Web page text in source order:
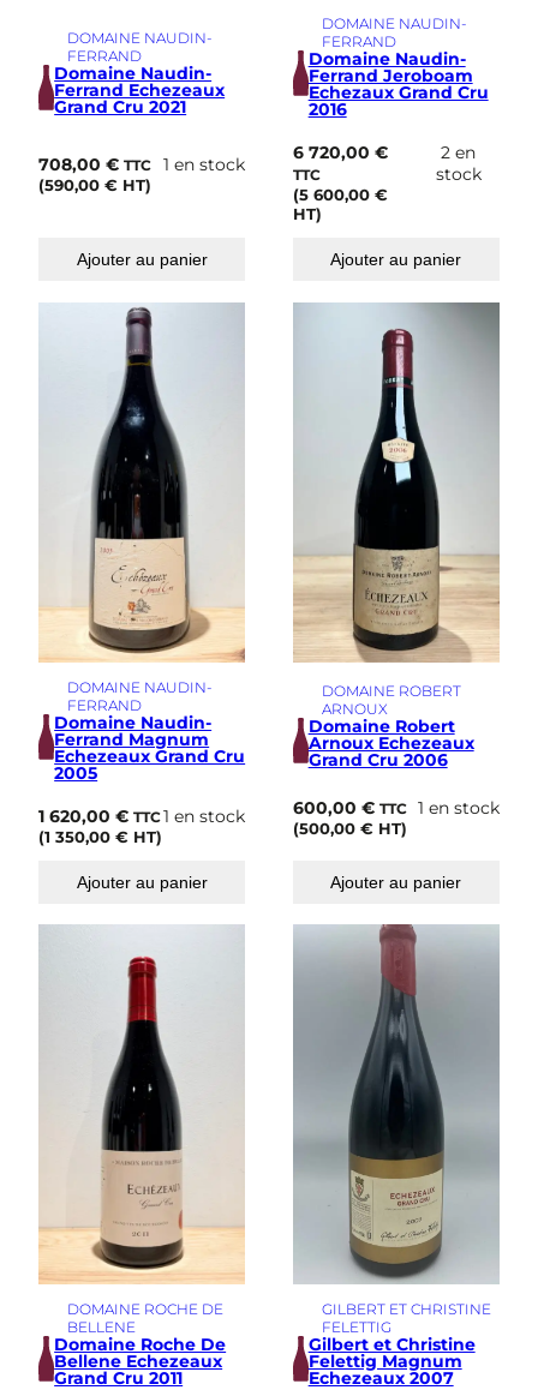
DOMAINE NAUDIN-
FERRAND
Domaine Naudin-
Ferrand Echezeaux
Grand Cru 2021
708,00€ TTC
(590,00€ HT)
1 en stock
Ajouter au panier
DOMAINE NAUDIN-
FERRAND
Domaine Naudin-
Ferrand Jeroboam
Echezaux Grand Cru
2016
6 720,00 €
TTC
(5 600,00 €
HT)
2 en
stock
Ajouter au panier
DOMAINE NAUDIN-
FERRAND
Domaine Naudin-
Ferrand Magnum
Echezeaux Grand Cru
2005
1 620,00€ TTC
(1 350,00€ HT)
1 en stock
Ajouter au panier
DOMAINE ROBERT
ARNOUX
Domaine Robert
Arnoux Echezeaux
Grand Cru 2006
600,00 € TTC
(500,00 €HT)
1 en stock
Ajouter au panier
DOMAINE ROCHE DE
BELLENE
Domaine Roche De
Bellene Echezeaux
Grand Cru 2011
GILBERT ET CHRISTINE
FELETTIG
Gilbert et Christine
Felettig Magnum
Echezeaux 2007